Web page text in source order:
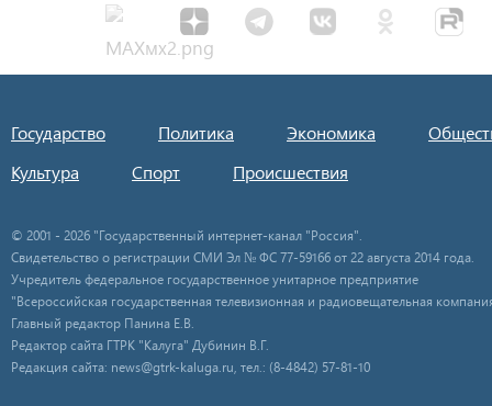
Государство Политика Экономика
Культура
Спорт Происшествия
© 2001 - 2026 "Государственный интернет-канал "Россия".
Свидетельство о регистрации СМИ Эл № ФС 77-59166 от 22 августа 2014 года.
Учредитель федеральное государственное унитарное предприятие
"Всероссийская государственная телевизионная и радиовещательная
Главный редактор Панина Е.В.
Редактор сайта ГТРК "Калуга" Дубинин В.Г.
Редакция сайта: news@gtrk-kaluga.ru, тел.: (8-4842) 57-81-10